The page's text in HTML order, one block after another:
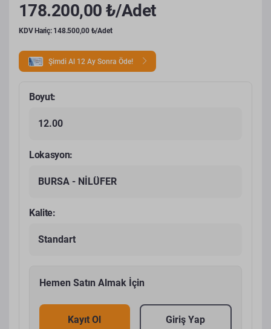
178.200,00 ₺/Adet
KDV Hariç: 148.500,00 ₺/Adet
Şimdi Al 12 Ay Sonra Öde!
Boyut:
12.00
Lokasyon:
BURSA - NİLÜFER
Kalite:
Standart
Hemen Satın Almak İçin
Kayıt Ol Giriş Yap